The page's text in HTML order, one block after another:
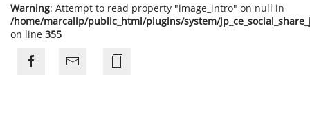
Warning: Attempt to read property "image_intro" on null in
/home/marcalip/public_html/plugins/system/
on line 355